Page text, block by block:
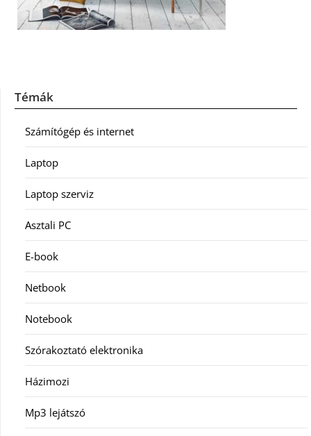
Témák
Számítógép és internet
Laptop
Laptop szerviz
Asztali PC
E-book
Netbook
Notebook
Szórakoztató elektronika
Házimozi
Mp3 lejátszó